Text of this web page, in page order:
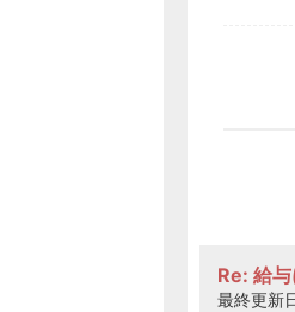
Re: 給
最終更新